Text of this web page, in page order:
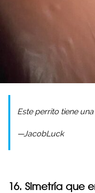
Este perrito tiene
—JacobLuck
16. Simetría que